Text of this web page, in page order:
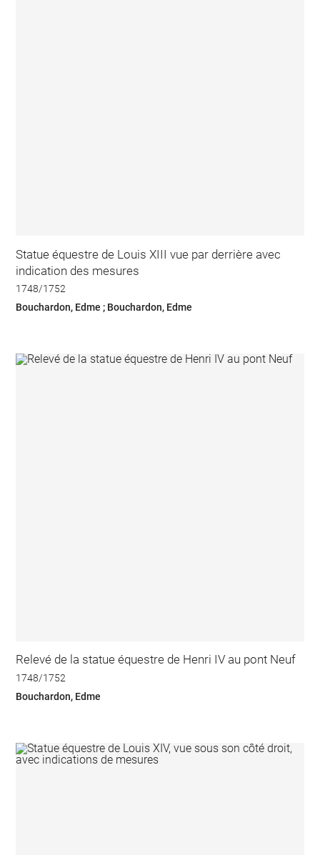
Statue équestre de Louis XIII vue par derrière avec
indication des mesures
1748/1752
Bouchardon, Edme ; Bouchardon, Edme
Relevé de la statue équestre de Henri IV au pont Neuf
1748/1752
Bouchardon, Edme